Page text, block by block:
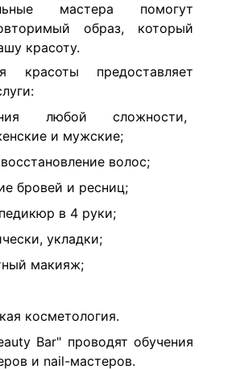
мастера помогут
образ, который
красоту.
красоты предоставляет
любой сложности,
и мужские;
волос;
бровей и ресниц;
в 4 руки;
укладки;
макияж;
косметология.
Bar" проводят обучения
и nail-мастеров.